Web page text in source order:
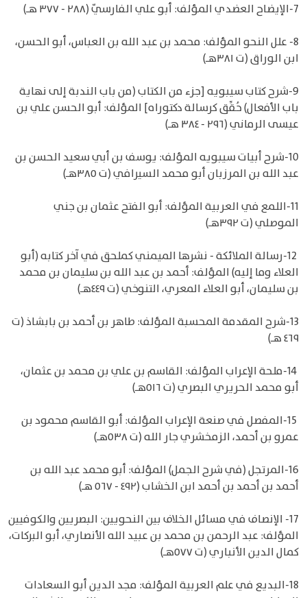
7-الإيضاح العضدي المؤلف: أبو علي الفارسيّ (٢٨٨ - ٣٧٧ هـ)
8- علل النحو المؤلف: محمد بن عبد الله بن العباس، أبو الحسن،
ابن الوراق (ت ٣٨١هـ)
9-شرح كتاب سيبويه [جزء من الكتاب (من باب الندبة إلى نهاية
باب الأفعال) حُقِّق كرسالة دكتوراه] المؤلف: أبو الحسن علي بن
عيسى الرماني (٢٩٦ - ٣٨٤ هـ)
10-شرح أبيات سيبويه المؤلف: يوسف بن أبي سعيد الحسن بن
عبد الله بن المرزبان أبو محمد السيرافي (ت ٣٨٥هـ)
11-اللمع في العربية المؤلف: أبو الفتح عثمان بن جني
الموصلي (ت ٣٩٢هـ)
12-رسالة الملائكة - نشرها الميمني كملحق في آخر كتابه (أبو
العلاء وما إليه) المؤلف: أحمد بن عبد الله بن سليمان بن محمد
بن سليمان، أبو العلاء المعري، التنوخي (ت ٤٤٩هـ)
13-شرح المقدمة المحسبة المؤلف: طاهر بن أحمد بن بابشاذ (ت
٤٦٩ هـ)
14-ملحة الإعراب المؤلف: القاسم بن علي بن محمد بن عثمان،
أبو محمد الحريري البصري (ت ٥١٦هـ)
15-المفصل في صنعة الإعراب المؤلف: أبو القاسم محمود بن
عمرو بن أحمد، الزمخشري جار الله (ت ٥٣٨هـ)
16-المرتجل (في شرح الجمل) المؤلف: أبو محمد عبد الله بن
أحمد بن أحمد بن أحمد ابن الخشاب (٤٩٢ - ٥٦٧ هـ)
17- الإنصاف في مسائل الخلاف بين النحويين: البصريين والكوفيين
المؤلف: عبد الرحمن بن محمد بن عبيد الله الأنصاري، أبو البركات،
كمال الدين الأنباري (ت ٥٧٧هـ)
18-البديع في علم العربية المؤلف: مجد الدين أبو السعادات